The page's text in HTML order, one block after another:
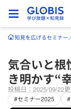
知見を広げるセミナー
気合いと
き明かす“
投稿日：2025/09/22
#セミナー2025